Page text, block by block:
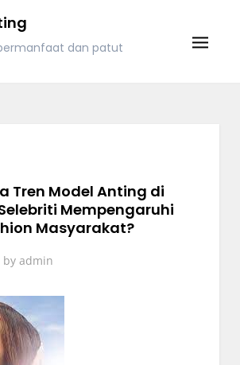
dan patut
Tren Model Anting di
Mempengaruhi
Masyarakat?
byadmin